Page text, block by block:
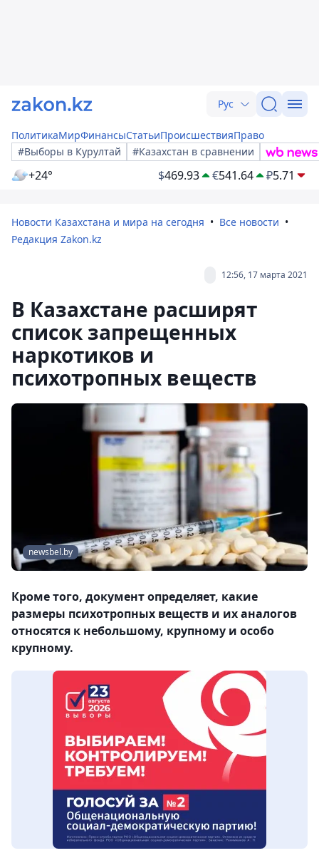
Рус
ПолитикаМирФинансыСтатьиПроисшествияПраво
#Выборы в Курултай
#Казахстан в сравнении
+24° $469.93 €541.64 ₽5.71
Новости Казахстана и мира на сегодня
Все новости
Редакция Zakon.kz
12:56, 17 марта 2021
В Казахстане расширят
список запрещенных
наркотиков и
психотропных веществ
newsbel.by
Кроме того, документ определяет, какие
размеры психотропных веществ и их аналогов
относятся к небольшому, крупному и особо
крупному.